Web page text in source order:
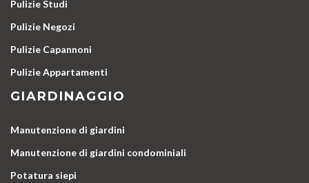
Pulizie Studi
Pulizie Negozi
Pulizie Capannoni
Pulizie Appartamenti
GIARDINAGGIO
Manutenzione di giardini
Manutenzione di giardini condominiali
Potatura siepi